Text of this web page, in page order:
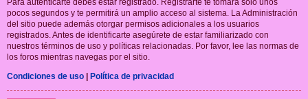
pocos segundos y te permitirá un amplio acceso al sistema. La Administración
del sitio puede además otorgar permisos adicionales a los usuarios
registrados. Antes de identificarte asegúrete de estar familiarizado con
nuestros términos de uso y políticas relacionadas. Por favor, lee las normas de
los foros mientras navegas por el sitio.
Condiciones de uso | Política de privacidad